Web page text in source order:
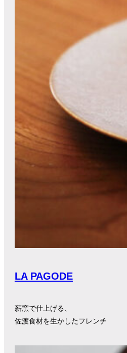
LA PAGODE
薪窯で仕上げる、
佐渡食材を生かしたフレンチ